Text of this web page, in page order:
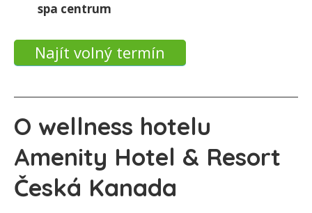
spa centrum
Najít volný termín
O wellness hotelu
Amenity Hotel & Resort
Česká Kanada